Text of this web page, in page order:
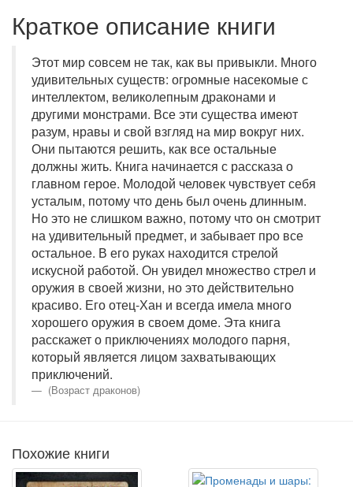
Краткое описание книги
Этот мир совсем не так, как вы привыкли. Много
удивительных существ: огромные насекомые с
интеллектом, великолепным драконами и
другими монстрами. Все эти существа имеют
разум, нравы и свой взгляд на мир вокруг них.
Они пытаются решить, как все остальные
должны жить. Книга начинается с рассказа о
главном герое. Молодой человек чувствует себя
усталым, потому что день был очень длинным.
Но это не слишком важно, потому что он смотрит
на удивительный предмет, и забывает про все
остальное. В его руках находится стрелой
искусной работой. Он увидел множество стрел и
оружия в своей жизни, но это действительно
красиво. Его отец-Хан и всегда имела много
хорошего оружия в своем доме. Эта книга
расскажет о приключениях молодого парня,
который является лицом захватывающих
приключений.
(Возраст драконов)
Похожие книги